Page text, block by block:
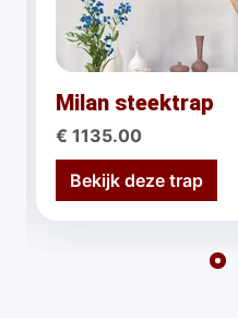
Milan steektrap
€ 1135.00
Bekijk deze trap